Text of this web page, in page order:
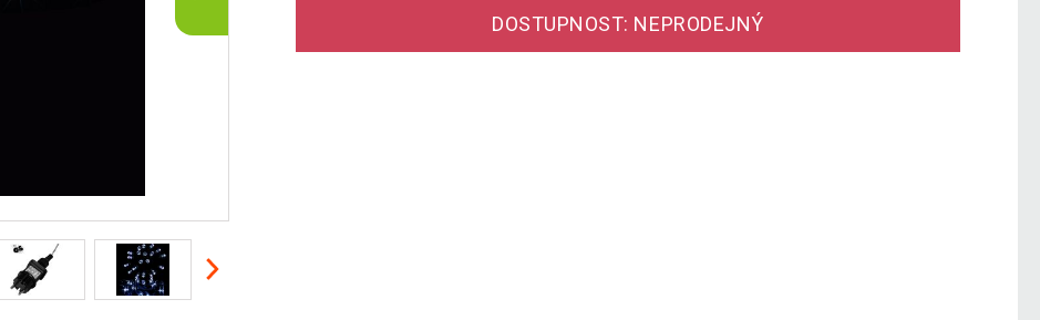
DOSTUPNOST: NEPRODEJNÝ